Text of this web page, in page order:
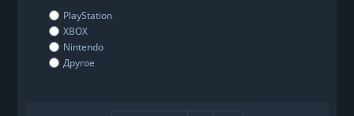
PlayStation
XBOX
Nintendo
Другое